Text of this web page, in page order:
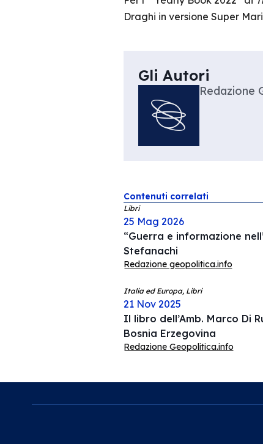
Draghi in versione Super
Gli Autori
Redazione
Contenuti correlati
Libri
25 Mag 2026
“Guerra e informazione
Stefanachi
Redazione geopolitica.info
Italia ed Europa, Libri
21 Nov 2025
Il libro dell’Amb. Marco Di
Bosnia Erzegovina
Redazione Geopolitica.info